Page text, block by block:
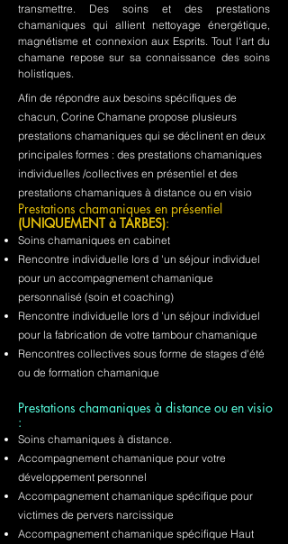
transmettre. Des soins et des prestations
chamaniques qui allient nettoyage énergétique,
magnétisme et connexion aux Esprits. Tout l'art du
chamane repose sur sa connaissance des soins
holistiques.
Afin de répondre aux besoins spécifiques de
chacun, Corine Chamane propose plusieurs
prestations chamaniques qui se déclinent en deux
principales formes : des prestations chamaniques
individuelles /collectives en présentiel et des
prestations chamaniques à distance ou en visio
Prestations chamaniques en présentiel
(UNIQUEMENT à TARBES):
Soins chamaniques en cabinet
Rencontre individuelle lors d 'un séjour individuel
pour un accompagnement chamanique
personnalisé (soin et coaching)
Rencontre individuelle lors d 'un séjour individuel
pour la fabrication de votre tambour chamanique
Rencontres collectives sous forme de stages d'été
ou de formation chamanique
Prestations chamaniques à distance ou en visio
:
Soins chamaniques à distance.
Accompagnement chamanique pour votre
développement personnel
Accompagnement chamanique spécifique pour
victimes de pervers narcissique
Accompagnement chamanique spécifique Haut